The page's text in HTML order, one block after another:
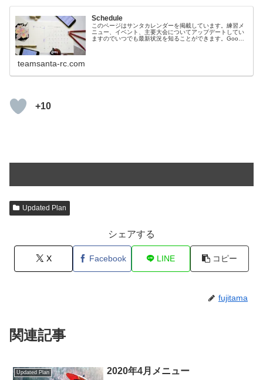
Schedule
このページはサンタカレンダーを掲載しています。練習メ
ニュー、イベント、主要大会についてアップデートしてい
ますのでいつでも最新状況を知ることができます。Google
teamsanta-rc.com
+10
Updated Plan
シェアする
X Facebook LINE コピー
fujitama
関連記事
Updated Plan 2020年4月メニュー